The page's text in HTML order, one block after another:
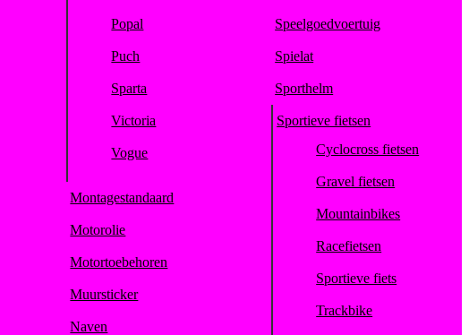
Popal
Puch
Sparta
Victoria
Vogue
Montagestandaard
Motorolie
Motortoebehoren
Muursticker
Naven
Speelgoedvoertuig
Spielat
Sporthelm
Sportieve fietsen
Cyclocross fietsen
Gravel fietsen
Mountainbikes
Racefietsen
Sportieve fiets
Trackbike